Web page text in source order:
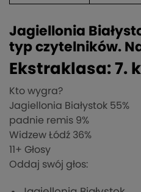
Jagiellonia
typ czytelników.
Ekstraklasa: 7.
Kto wygra?
Jagiellonia Białystok 55%
padnie remis 9%
Widzew Łódź 36%
11 + Głosy
Oddaj swój głos: